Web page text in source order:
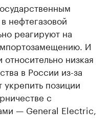
нефтегазовой
реагируют на
И
относительно низкая
в России из-за
укрепить позиции
с
— General Electric,